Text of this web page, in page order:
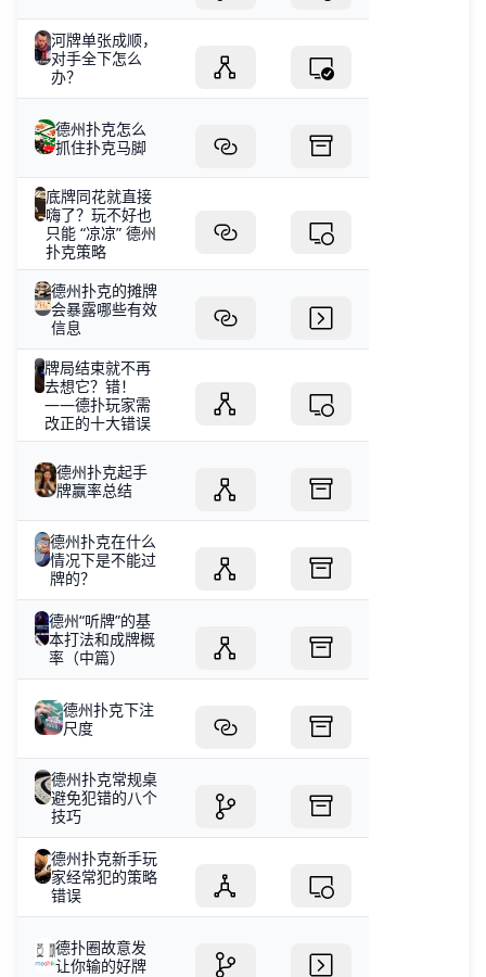
河牌单张成顺，
对手全下怎么
办？
德州扑克怎么
抓住扑克马脚
底牌同花就直接
嗨了？玩不好也
只能 “凉凉” 德州
扑克策略
德州扑克的摊牌
会暴露哪些有效
信息
牌局结束就不再
去想它？错！
——德扑玩家需
改正的十大错误
德州扑克起手
牌赢率总结
德州扑克在什么
情况下是不能过
牌的？
德州“听牌”的基
本打法和成牌概
率（中篇）
德州扑克下注
尺度
德州扑克常规桌
避免犯错的八个
技巧
德州扑克新手玩
家经常犯的策略
错误
德扑圈故意发
让你输的好牌